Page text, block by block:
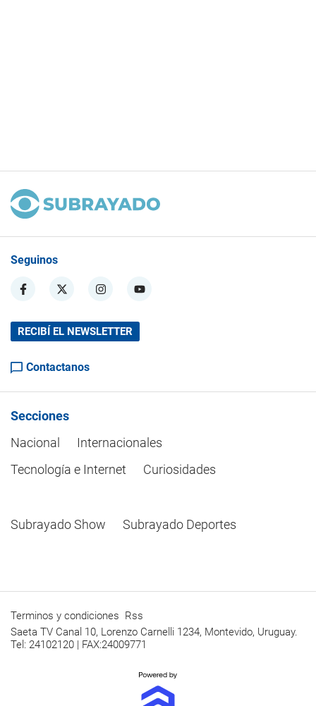
Seguinos
RECIBÍ EL NEWSLETTER
Contactanos
Secciones
Nacional
Internacionales
Tecnología e Internet
Curiosidades
Subrayado Show Subrayado Deportes
Terminos y condiciones Rss
Saeta TV Canal 10, Lorenzo Carnelli 1234, Montevido, Uruguay.
Tel: 24102120 | FAX:24009771